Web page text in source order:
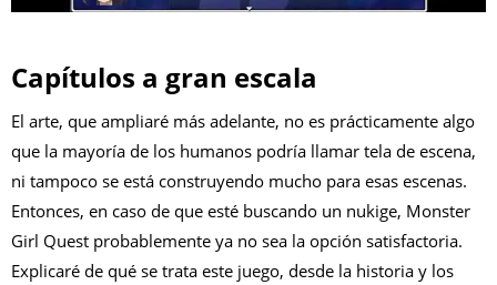
Capítulos a gran escala
El arte, que ampliaré más adelante, no es prácticamente algo
que la mayoría de los humanos podría llamar tela de escena,
ni tampoco se está construyendo mucho para esas escenas.
Entonces, en caso de que esté buscando un nukige, Monster
Girl Quest probablemente ya no sea la opción satisfactoria.
Explicaré de qué se trata este juego, desde la historia y los